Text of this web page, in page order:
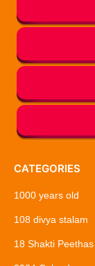
CATEGORIES
1000 years old
108 divya stalam
18 Shakti Peethas